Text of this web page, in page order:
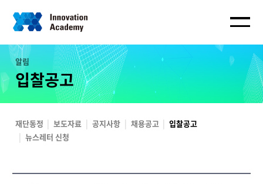
알림
입찰공고
재단동정 보도자료 공지사항 채용공고
입찰공고
뉴스레터 신청